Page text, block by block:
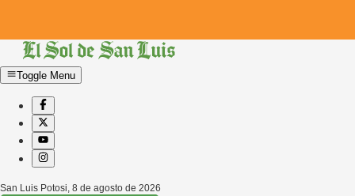
Toggle Menu
San Luis Potosi 8 de agosto de 2026